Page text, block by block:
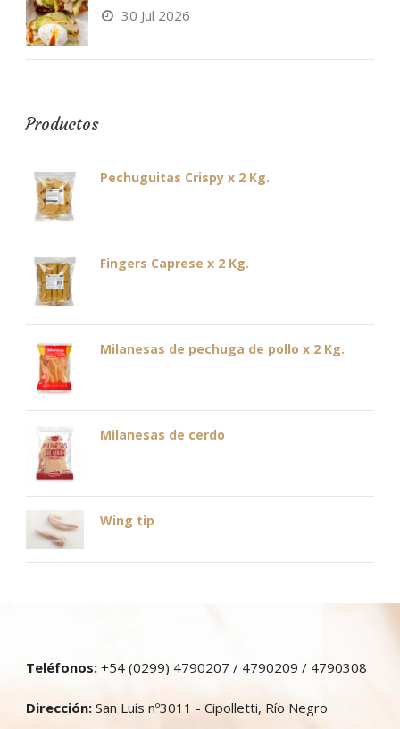
30 Jul 2026
Productos
Pechuguitas Crispy x 2 Kg.
Fingers Caprese x 2 Kg.
Milanesas de pechuga de pollo x 2 Kg.
Milanesas de cerdo
Wing tip
Teléfonos: +54 (0299) 4790207 / 4790209 / 4790308
Dirección: San Luís nº3011 - Cipolletti, Río Negro